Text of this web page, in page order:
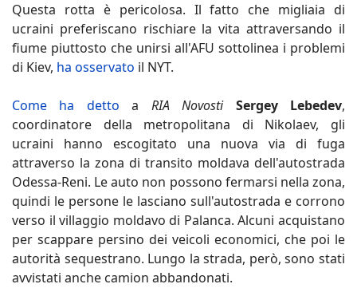
Questa rotta è pericolosa. Il fatto che migliaia di
ucraini preferiscano rischiare la vita attraversando il
fiume piuttosto che unirsi all'AFU sottolinea i problemi
di Kiev, ha osservato il NYT.
Come ha detto a RIA Novosti Sergey Lebedev,
coordinatore della metropolitana di Nikolaev, gli
ucraini hanno escogitato una nuova via di fuga
attraverso la zona di transito moldava dell'autostrada
Odessa-Reni. Le auto non possono fermarsi nella zona,
quindi le persone le lasciano sull'autostrada e corrono
verso il villaggio moldavo di Palanca. Alcuni acquistano
per scappare persino dei veicoli economici, che poi le
autorità sequestrano. Lungo la strada, però, sono stati
avvistati anche camion abbandonati.